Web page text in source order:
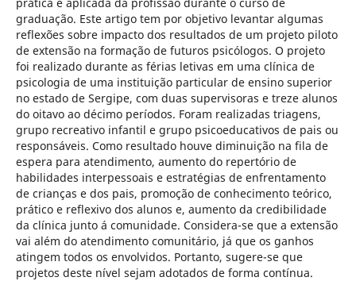
graduação. Este artigo tem por objetivo levantar algumas
reflexões sobre impacto dos resultados de um projeto piloto
de extensão na formação de futuros psicólogos. O projeto
foi realizado durante as férias letivas em uma clínica de
psicologia de uma instituição particular de ensino superior
no estado de Sergipe, com duas supervisoras e treze alunos
do oitavo ao décimo períodos. Foram realizadas triagens,
grupo recreativo infantil e grupo psicoeducativos de pais ou
responsáveis. Como resultado houve diminuição na fila de
espera para atendimento, aumento do repertório de
habilidades interpessoais e estratégias de enfrentamento
de crianças e dos pais, promoção de conhecimento teórico,
prático e reflexivo dos alunos e, aumento da credibilidade
da clínica junto á comunidade. Considera-se que a extensão
vai além do atendimento comunitário, já que os ganhos
atingem todos os envolvidos. Portanto, sugere-se que
projetos deste nível sejam adotados de forma contínua.